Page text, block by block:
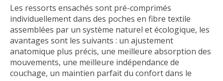
Les ressorts ensachés sont pré-comprimés
individuellement dans des poches en fibre textile
assemblées par un système naturel et écologique, les
avantages sont les suivants : un ajustement
anatomique plus précis, une meilleure absorption des
mouvements, une meilleure indépendance de
couchage, un maintien parfait du confort dans le